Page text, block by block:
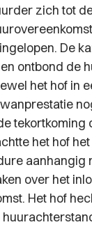
zich tot
De
ontbond de
het hof in
het hof
aanhangig
over het
Het hof